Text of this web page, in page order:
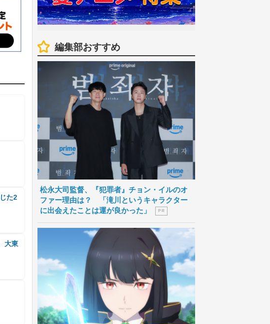
た2
大東
編集部おすすめ
松永大司監督、『犯罪者』チョン・イルのオ
ファー理由は？ 「滝川というキャラクター
に出会えたことは運が良かった」
P R